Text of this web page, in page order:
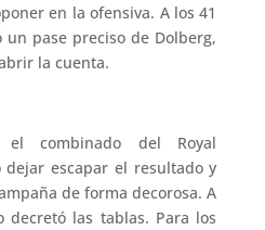
en la ofensiva. A los 41
pase preciso de Dolberg,
la cuenta.
el combinado del Royal
escapar el resultado y
de forma decorosa. A
decretó las tablas. Para los